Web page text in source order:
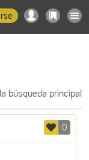
búsqueda principal
0